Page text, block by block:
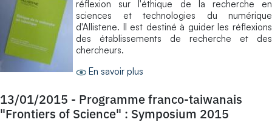
réflexion sur l'éthique de la recherche en
sciences et technologies du numérique
d'Allistene. Il est destiné à guider les réflexions
des établissements de recherche et des
chercheurs.
En savoir plus
13/01/2015 - Programme franco-taiwanais
"Frontiers of Science" : Symposium 2015